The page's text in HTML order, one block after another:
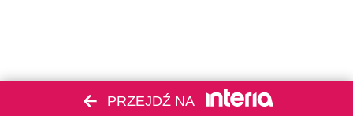
PRZEJDŹ NA